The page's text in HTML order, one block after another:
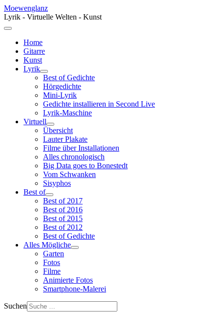
Moewenglanz
Lyrik - Virtuelle Welten - Kunst
Home
Gitarre
Kunst
Lyrik
Best of Gedichte
Hörgedichte
Mini-Lyrik
Gedichte installieren in Second Live
Lyrik-Maschine
Virtuell
Übersicht
Lauter Plakate
Filme über Installationen
Alles chronologisch
Big Data goes to Bonestedt
Vom Schwanken
Sisyphos
Best of
Best of 2017
Best of 2016
Best of 2015
Best of 2012
Best of Gedichte
Alles Mögliche
Garten
Fotos
Filme
Animierte Fotos
Smartphone-Malerei
Suchen